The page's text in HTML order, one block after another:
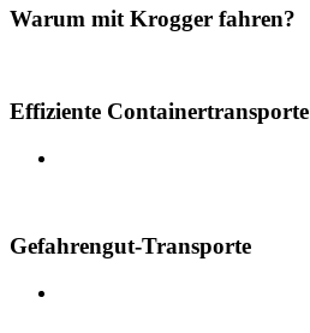
Warum mit Krogger fahren?
Effiziente Containertransporte
Gefahrengut-Transporte